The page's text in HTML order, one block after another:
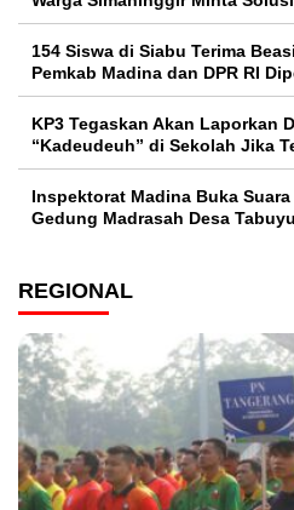
154 Siswa di Siabu Terima
Pemkab Madina dan DPR RI
KP3 Tegaskan Akan Laporkan
“Kadeudeuh” di Sekolah Jika
Inspektorat Madina Buka
Gedung Madrasah Desa
REGIONAL